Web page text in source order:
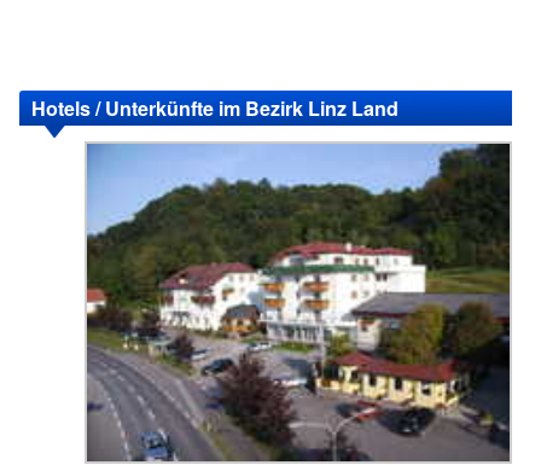
Hotels / Unterkünfte im Bezirk Linz Land